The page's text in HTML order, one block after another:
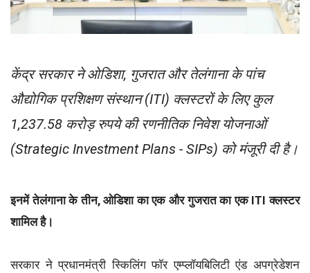
केंद्र सरकार ने ओडिशा, गुजरात और तेलंगाना के पांच
औद्योगिक प्रशिक्षण संस्थान (ITI) क्लस्टरों के लिए कुल
1,237.58 करोड़ रुपये की रणनीतिक निवेश योजनाओं
(Strategic Investment Plans - SIPs) को मंजूरी दी है।
इनमें तेलंगाना के तीन, ओडिशा का एक और गुजरात का एक ITI क्लस्टर
शामिल है।
सरकार ने प्रधानमंत्री स्किलिंग फॉर एम्प्लॉयबिलिटी एंड अपग्रेडेशन